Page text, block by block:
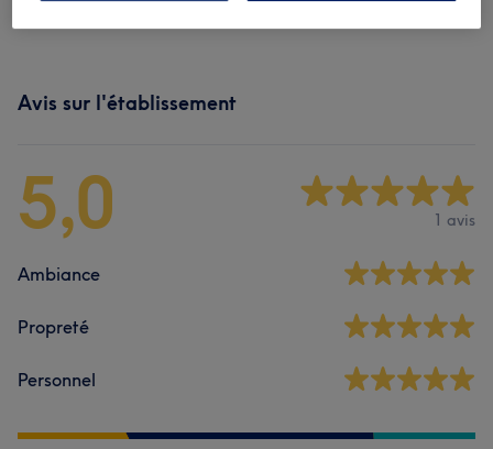
Avis sur l'établissement
5,0 1 avis
Ambiance
Propreté
Personnel